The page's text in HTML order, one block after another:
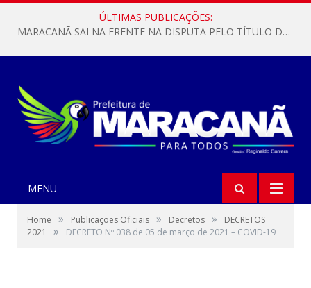
ÚLTIMAS PUBLICAÇÕES:
MARACANÃ SAI NA FRENTE NA DISPUTA PELO TÍTULO DA COPA PARÁ SUB-17!
MENU
Home » Publicações Oficiais » Decretos »
DECRETOS
2021
» DECRETO Nº 038 de 05 de março de 2021 – COVID-19